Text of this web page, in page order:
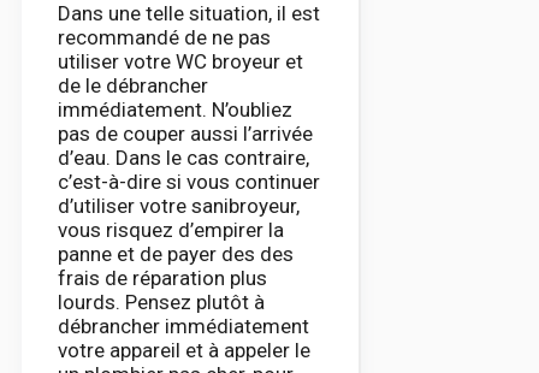
Dans une telle situation, il est
recommandé de ne pas
utiliser votre WC broyeur et
de le débrancher
immédiatement. N’oubliez
pas de couper aussi l’arrivée
d’eau. Dans le cas contraire,
c’est-à-dire si vous continuer
d’utiliser votre sanibroyeur,
vous risquez d’empirer la
panne et de payer des des
frais de réparation plus
lourds. Pensez plutôt à
débrancher immédiatement
votre appareil et à appeler le